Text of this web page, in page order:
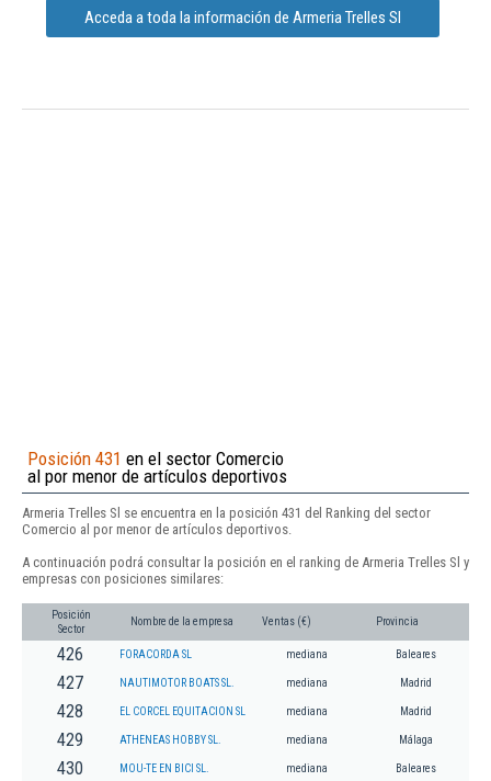
Acceda a toda la información de Armeria Trelles Sl
Posición 431 en el sector Comercio
al por menor de artículos deportivos
Armeria Trelles Sl se encuentra en la posición 431 del Ranking del sector
Comercio al por menor de artículos deportivos.
A continuación podrá consultar la posición en el ranking de Armeria Trelles Sl y
empresas con posiciones similares:
Posición
Sector
Nombre de la empresa Ventas (€) Provincia
426 FORACORDA SL mediana Baleares
427 NAUTIMOTOR BOATS SL. mediana Madrid
428 EL CORCEL EQUITACION SL mediana Madrid
429 ATHENEAS HOBBY SL. mediana Málaga
430 MOU-TE EN BICI SL. mediana Baleares